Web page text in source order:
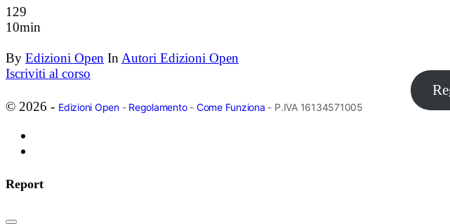
129
10min
By Edizioni Open InAutori Edizioni Open
Iscriviti al corso
© 2026 - Edizioni Open- Regolamento- Come Funziona - P.IVA 16134571005
Report